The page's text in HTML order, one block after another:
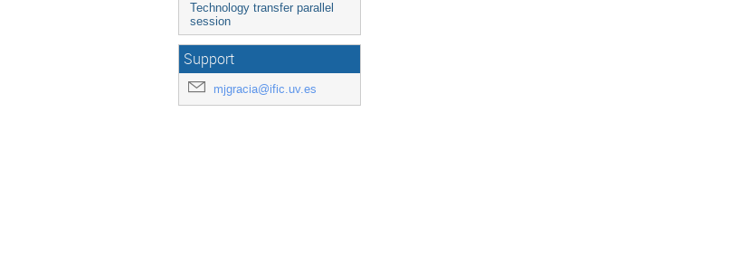
Technology transfer parallel
session
Support
mjgracia@ific.uv.es